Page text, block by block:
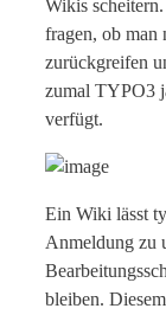
Wikis
fragen, ob
zurückgreifen
zumal TYPO3
verfügt.
Ein Wiki lässt
Anmeldung zu
bleiben.